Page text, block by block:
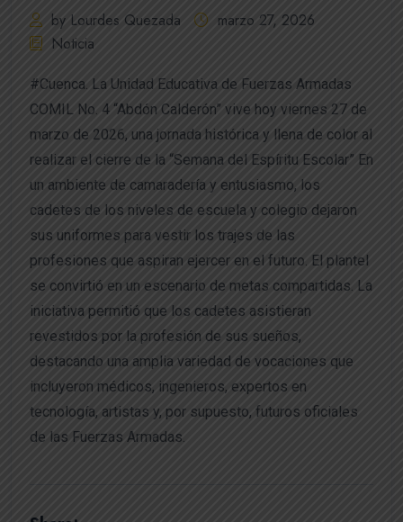
by Lourdes Quezada
marzo 27, 2026
Noticia
#Cuenca. La Unidad Educativa de Fuerzas Armadas
COMIL No. 4 “Abdón Calderón” vive hoy viernes 27 de
marzo de 2026, una jornada histórica y llena de color al
realizar el cierre de la “Semana del Espíritu Escolar” En
un ambiente de camaradería y entusiasmo, los
cadetes de los niveles de escuela y colegio dejaron
sus uniformes para vestir los trajes de las
profesiones que aspiran ejercer en el futuro. El plantel
se convirtió en un escenario de metas compartidas. La
iniciativa permitió que los cadetes asistieran
revestidos por la profesión de sus sueños,
destacando una amplia variedad de vocaciones que
incluyeron médicos, ingenieros, expertos en
tecnología, artistas y, por supuesto, futuros oficiales
de las Fuerzas Armadas.